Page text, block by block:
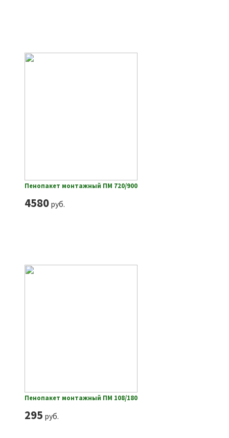
Пенопакет монтажный ПМ 720/900
4580руб.
Пенопакет монтажный ПМ 108/180
295 руб.